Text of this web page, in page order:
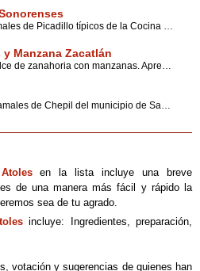
Manzana Zacatlán
en la lista incluye una breve
de una manera más fácil y rápido la
sea de tu agrado.
incluye: Ingredientes, preparación,
votación y sugerencias de quienes han